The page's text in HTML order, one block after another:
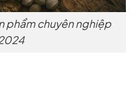
phẩm chuyên nghiệp